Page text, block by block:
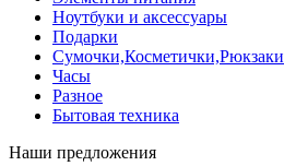
Ноутбуки и аксессуары
Подарки
Сумочки,Косметички,Рюкзаки
Часы
Разное
Бытовая техника
Наши предложения